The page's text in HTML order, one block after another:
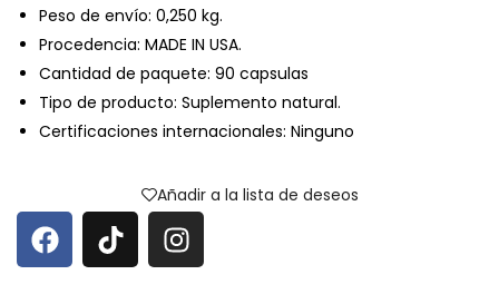
Peso de envío: 0,250 kg.
Procedencia: MADE IN USA.
Cantidad de paquete: 90 capsulas
Tipo de producto: Suplemento natural.
Certificaciones internacionales: Ninguno
Añadir a la lista de deseos